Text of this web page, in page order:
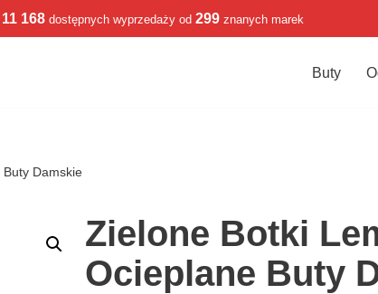
11 168 dostępnych wyprzedaży od 299 znanych marek
Buty
Damskie
Zielone Botki
Ocieplane Buty